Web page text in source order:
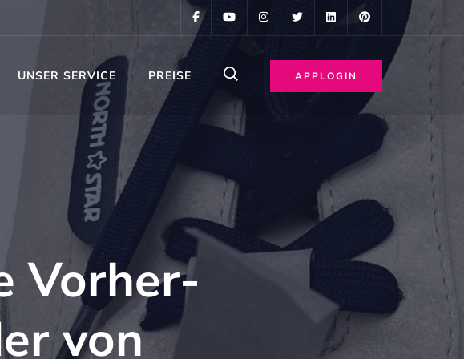
UNSER SERVICE PREISE APPLOGIN
Vorher-
von